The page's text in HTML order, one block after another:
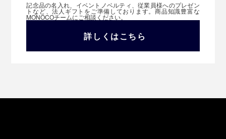
記念品の名入れ、イベントノベルティ、従業員様へのプレゼン
トなど、法人ギフトをご準備しております。商品知識豊富な
MONOCOチームにご相談ください。
詳しくはこちら